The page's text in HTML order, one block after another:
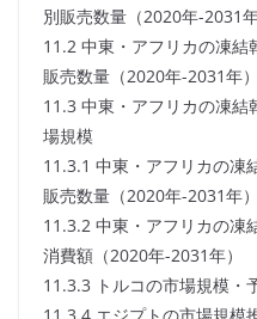
別販売数量（2020年-2031年
11.2 中東・アフリカの凍結
販売数量（2020年-2031年）
11.3 中東・アフリカの凍結
場規模
11.3.1 中東・アフリカの凍
販売数量（2020年-2031年）
11.3.2 中東・アフリカの凍
消費額（2020年-2031年）
11.3.3 トルコの市場規模・